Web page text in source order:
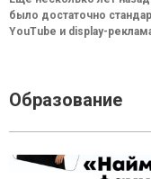
было достаточно
YouTube и display-
Образование